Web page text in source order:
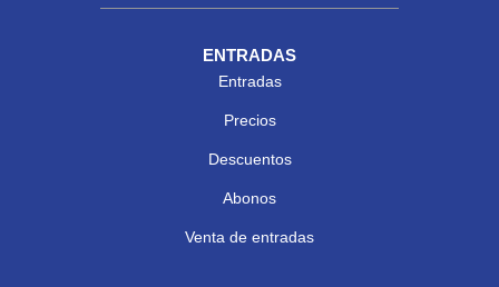
ENTRADAS
Entradas
Precios
Descuentos
Abonos
Venta de entradas